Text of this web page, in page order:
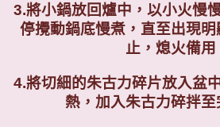
3.將小鍋放回爐中，以小火慢
停攪動鍋底慢煮，直至出現
止，熄火備用
4.將切細的朱古力碎片放入盆
熱，加入朱古力碎拌至